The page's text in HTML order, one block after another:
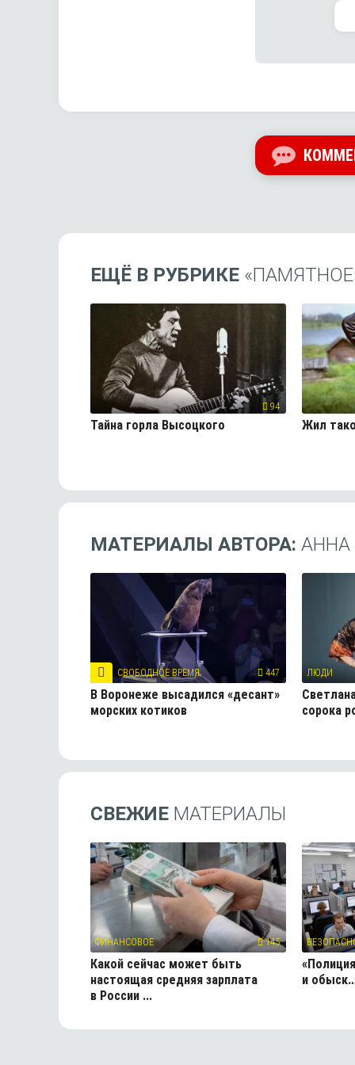
ЕЩЁ В РУБРИКЕ
94
Тайна горла Высоцкого Жил
МАТЕРИАЛЫ АВТОРА: АННА
СВОБОДНОЕ ВРЕМЯ 447
В Воронеже высадился «десант»
морских котиков
ЛЮДИ
сорока
СВЕЖИЕ МАТЕРИАЛЫ
ФИНАНСОВОЕ 145
Какой сейчас может быть
настоящая средняя зарплата
в России ...
и